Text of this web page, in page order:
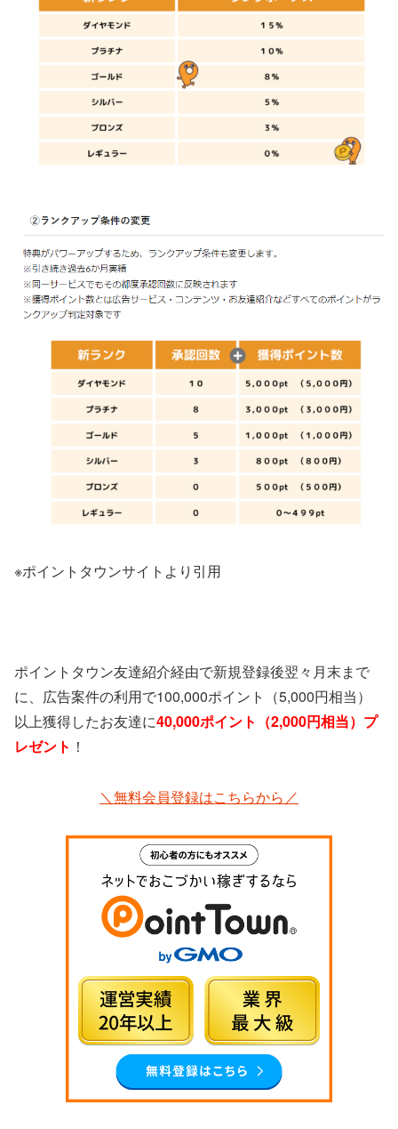
※ポイントタウンサイトより引用
ポイントタウン友達紹介経由で新規登録後翌々月末まで
に、広告案件の利用で100,000ポイント（5,000円相当）
以上獲得したお友達に40,000ポイント（2,000円相当）プ
レゼント ！
＼無料会員登録はこちらから／